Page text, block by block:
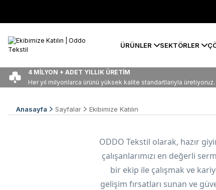
ÜRÜNLER SEKTÖRLER
4 MİLYON + ADET YILLIK ÜRETİM
Her yıl milyonlarca ürünü yüksek kalite standartlarıyla üretiyoruz.
Anasayfa Sayfalar Ekibimize Katılın
ODDO Tekstil olarak, hazır
çalışanlarımızı en değerli
bir ekip ile çalışmak ve
gelişim fırsatları sunan ve